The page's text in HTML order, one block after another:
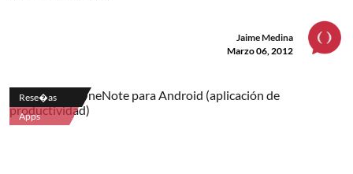
Jaime Medina
Marzo 06, 2012
Rese�as
Apps